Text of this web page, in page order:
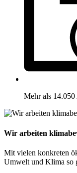
Mehr als
Wir arbeiten
Mit vielen konkreten
Umwelt und Klima so